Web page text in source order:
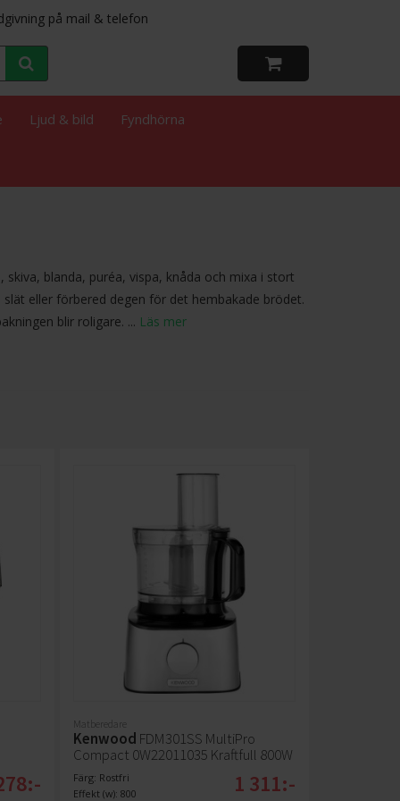
på mail & telefon
Ljud & bild Fyndhörna
blanda, puréa, vispa, knåda och mixa i stort
eller förbered degen för det hembakade brödet.
blir roligare. ... Läs mer
Matberedare
Kenwood FDM301SS MultiPro
Compact 0W22011035 Kraftfull 800W
Färg: Rostfri
Effekt (w): 800
1 311:-